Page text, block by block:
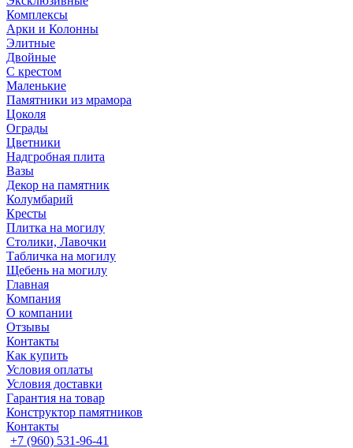
Комплексы
Арки и Колонны
Элитные
Двойные
С крестом
Маленькие
Памятники из мрамора
Цоколя
Ограды
Цветники
Надгробная плита
Вазы
Декор на памятник
Колумбарий
Кресты
Плитка на могилу
Столики, Лавочки
Табличка на могилу
Щебень на могилу
Главная
Компания
О компании
Отзывы
Контакты
Как купить
Условия оплаты
Условия доставки
Гарантия на товар
Конструктор памятников
Контакты
+7 (960) 531-96-41